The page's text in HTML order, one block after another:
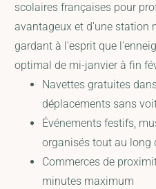
scolaires françaises pour
avantageux et d'une station
gardant à l'esprit que
optimal de mi-janvier à fin
Navettes gratuites
déplacements sans
Événements festifs,
organisés tout au long
Commerces de
minutes maximum